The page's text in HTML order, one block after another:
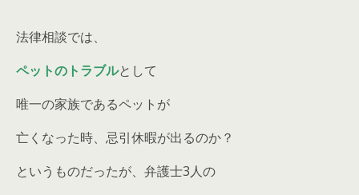
法律相談では、
ペットのトラブルとして
唯一の家族であるペットが
亡くなった時、忌引休暇が出るのか？
というものだったが、弁護士3人の